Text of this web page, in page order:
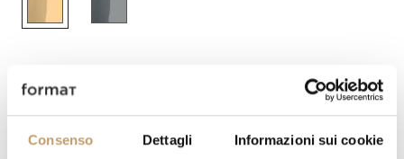
Consenso Dettagli Informazioni sui cookie
QUANTITÉ